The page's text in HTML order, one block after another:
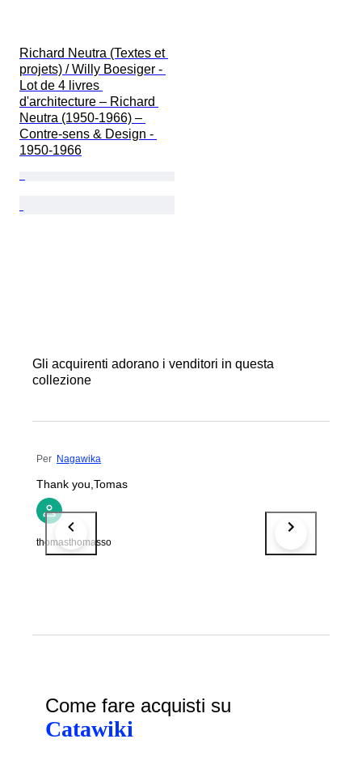
Richard Neutra (Textes et
projets) / Willy Boesiger -
Lot de 4 livres
d'architecture – Richard
Neutra (1950-1966) –
Contre-sens & Design -
1950-1966
Gli acquirenti adorano i venditori in questa
collezione
Per Nagawika
Thank you,Tomas
thomasthomasso
Come fare acquisti su
Catawiki